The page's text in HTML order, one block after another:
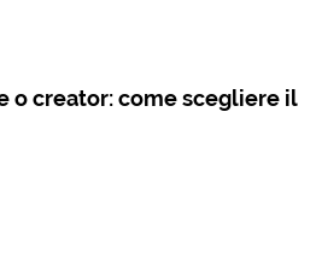
o creator: come scegliere il